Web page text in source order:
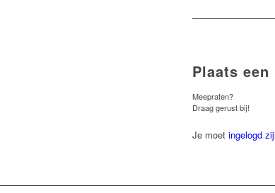
Plaats een
Meepraten?
Draag gerust bij!
Je moet ingelogd